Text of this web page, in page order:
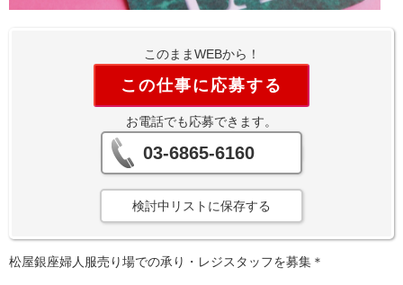
このままWEBから！
この仕事に応募する
お電話でも応募できます。
03-6865-6160
検討中リストに保存する
松屋銀座婦人服売り場での承り・レジスタッフを募集＊